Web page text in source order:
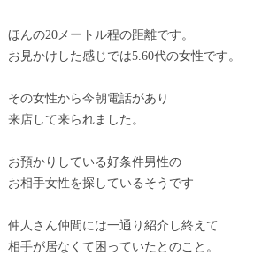
ほんの20メートル程の距離です。
お見かけした感じでは5.60代の女性です。
その女性から今朝電話があり
来店して来られました。
お預かりしている好条件男性の
お相手女性を探しているそうです
仲人さん仲間には一通り紹介し終えて
相手が居なくて困っていたとのこと。